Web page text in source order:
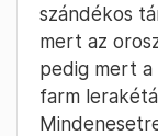
szándékos
mert az
pedig mert a
farm